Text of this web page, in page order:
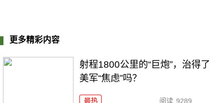
更多精彩内容
射程1800公里的“巨炮”，治得了
美军“焦虑”吗？
最热 阅读 9289